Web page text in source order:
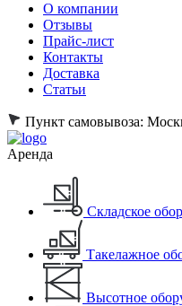
О компании
Отзывы
Прайс-лист
Контакты
Доставка
Статьи
Пункт самовывоза:
Аренда
Складское
Такелажное
Высотное